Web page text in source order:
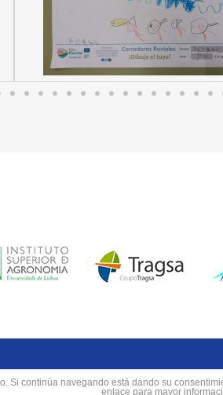
Si continúa navegando está dando su
enlace para mayor